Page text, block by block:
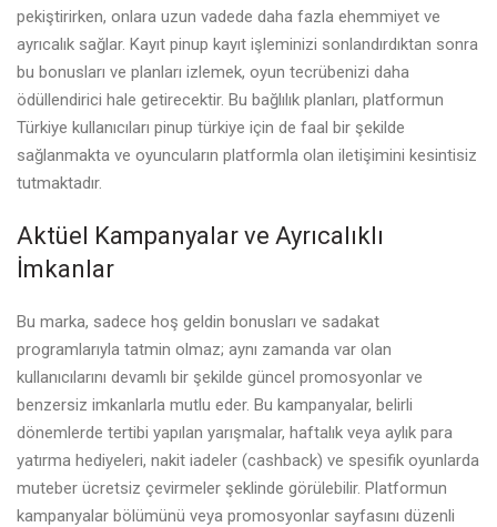
pekiştirirken, onlara uzun vadede daha fazla ehemmiyet ve
ayrıcalık sağlar. Kayıt pinup kayıt işleminizi sonlandırdıktan sonra
bu bonusları ve planları izlemek, oyun tecrübenizi daha
ödüllendirici hale getirecektir. Bu bağlılık planları, platformun
Türkiye kullanıcıları pinup türkiye için de faal bir şekilde
sağlanmakta ve oyuncuların platformla olan iletişimini kesintisiz
tutmaktadır.
Aktüel Kampanyalar ve Ayrıcalıklı
İmkanlar
Bu marka, sadece hoş geldin bonusları ve sadakat
programlarıyla tatmin olmaz; aynı zamanda var olan
kullanıcılarını devamlı bir şekilde güncel promosyonlar ve
benzersiz imkanlarla mutlu eder. Bu kampanyalar, belirli
dönemlerde tertibi yapılan yarışmalar, haftalık veya aylık para
yatırma hediyeleri, nakit iadeler (cashback) ve spesifik oyunlarda
muteber ücretsiz çevirmeler şeklinde görülebilir. Platformun
kampanyalar bölümünü veya promosyonlar sayfasını düzenli